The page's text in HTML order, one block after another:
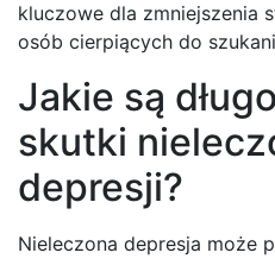
kluczowe dla zmniejszenia
osób cierpiących do
Jakie są
skutki
depresji?
Nieleczona depresja może